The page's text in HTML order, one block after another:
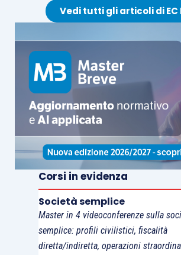
Vedi tutti gli articoli di EC
Corsi in evidenza
Società semplice
Master in 4 videoconferenze sulla
semplice: profili civilistici, fiscalità
diretta/indiretta, operazioni